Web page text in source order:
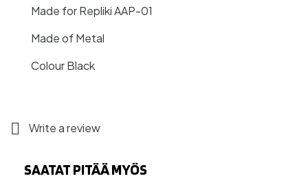
Made for Repliki AAP-01
Made of Metal
Colour Black
 Write a review
SAATAT PITÄÄ MYÖS